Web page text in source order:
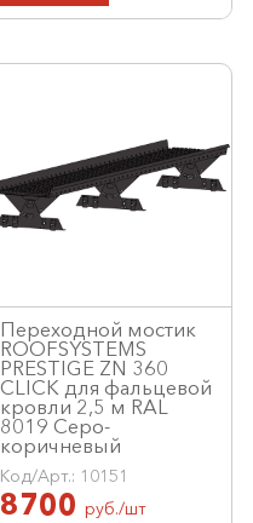
Переходной мостик
ROOFSYSTEMS
PRESTIGE ZN 360
CLICK для фальцевой
кровли 2,5 м RAL
8019 Серо-
коричневый
Код/Арт.: 10151
8700 руб./шт